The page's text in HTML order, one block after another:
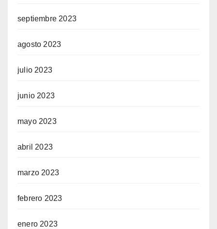
septiembre 2023
agosto 2023
julio 2023
junio 2023
mayo 2023
abril 2023
marzo 2023
febrero 2023
enero 2023